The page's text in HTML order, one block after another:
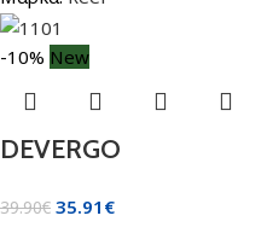
-10% New
DEVERGO
39.90€ 35.91 €